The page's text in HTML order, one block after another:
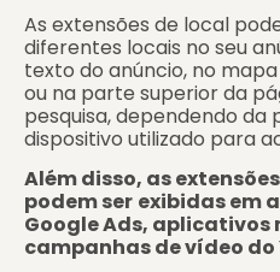
As extensões de local
diferentes locais no seu
texto do anúncio, no
ou na parte superior da
pesquisa, dependendo da
dispositivo utilizado para
Além disso, as
podem ser exibidas em
Google Ads, aplicativos
campanhas de vídeo do